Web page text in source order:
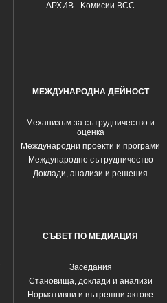
АРХИВ - Kомисии ВСС
МЕЖДУНАРОДНА ДЕЙНОСТ
Механизъм за сътрудничество и
оценка
Международни проекти и програми
Международно сътрудничество
Доклади, анализи и решения
СЪВЕТ ПО МЕДИАЦИЯ
Заседания
Становища, доклади и анализи
Нормативни и вътрешни актове